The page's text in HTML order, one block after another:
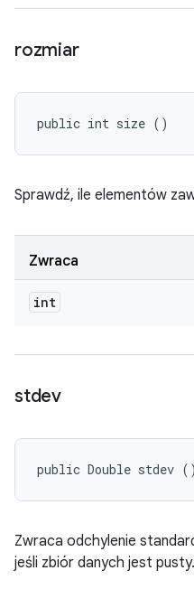
rozmiar
public int size ()
Sprawdź, ile elementów
Zwraca
int
stdev
public Double stdev ()
Zwraca odchylenie
jeśli zbiór danych jest pusty.